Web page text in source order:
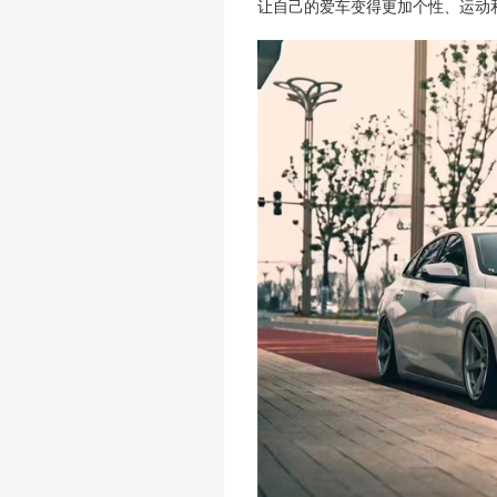
让自己的爱车变得更加个性、运动